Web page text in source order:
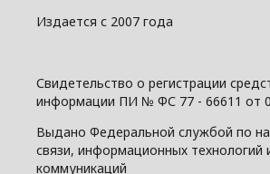
Издается с 2007 года
Свидетельство о регистрации
информации ПИ № ФС 77 - 66611 от
Выдано Федеральной службой по
связи, информационных технологий
коммуникаций